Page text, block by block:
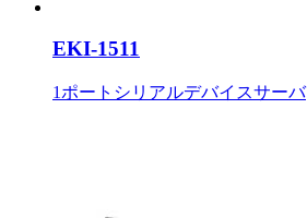
EKI-1511
1ポートシリアルデバイスサーバ